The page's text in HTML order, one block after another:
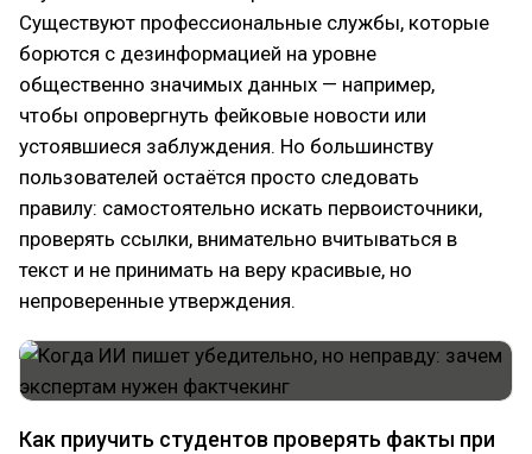
Существуют профессиональные службы, которые
борются с дезинформацией на уровне
общественно значимых данных — например,
чтобы опровергнуть фейковые новости или
устоявшиеся заблуждения. Но большинству
пользователей остаётся просто следовать
правилу: самостоятельно искать первоисточники,
проверять ссылки, внимательно вчитываться в
текст и не принимать на веру красивые, но
непроверенные утверждения.
Как приучить студентов проверять факты при